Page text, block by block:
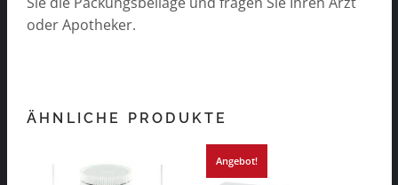
oder Apotheker.
ÄHNLICHE PRODUKTE
Angebot!